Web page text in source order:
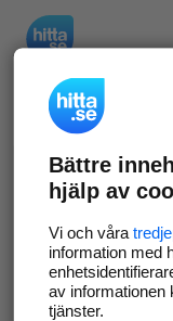
Gör som 69
företagssida
kunder i ditt
Uppdatera
Bättre
hjälp av
Vi och våra
information med
av informationen
tjänster.